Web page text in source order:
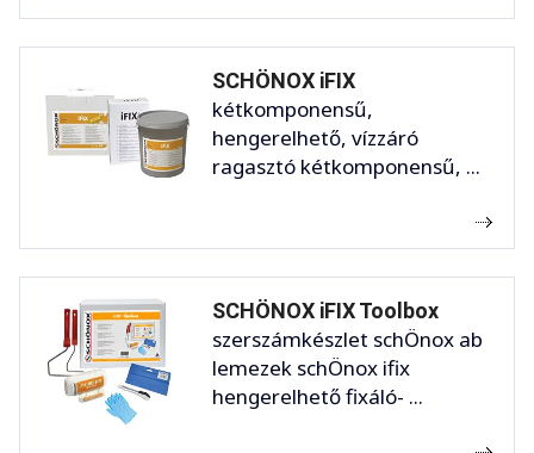
SCHÖNOX iFIX
kétkomponensű,
hengerelhető, vízzáró
ragasztó kétkomponensű, ...
SCHÖNOX iFIX Toolbox
szerszámkészlet schÖnox ab
lemezek schÖnox ifix
hengerelhető fixáló- ...